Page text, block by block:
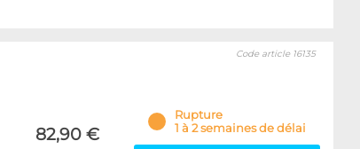
82,90 €
Code article 16135
Rupture
1 à 2 semaines de délai